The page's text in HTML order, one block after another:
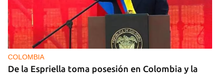
COLOMBIA
De la Espriella toma posesión en Colombia y la